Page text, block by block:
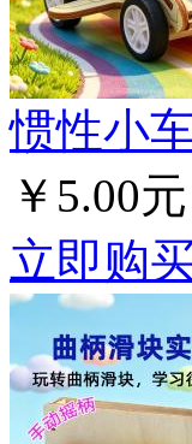
惯性小
￥5.00元
立即购